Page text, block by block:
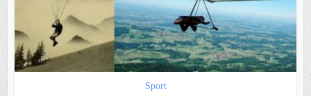
Sport